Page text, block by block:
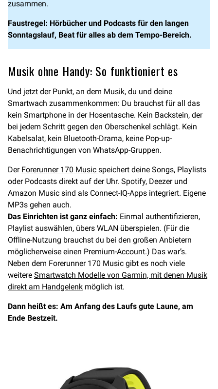
zusammen.
Faustregel: Hörbücher und Podcasts für den langen
Sonntagslauf, Beat für alles ab dem Tempo-Bereich.
Musik ohne Handy: So funktioniert es
Und jetzt der Punkt, an dem Musik, du und deine
Smartwach zusammenkommen: Du brauchst für all das
kein Smartphone in der Hosentasche. Kein Backstein, der
bei jedem Schritt gegen den Oberschenkel schlägt. Kein
Kabelsalat, kein Bluetooth-Drama, keine Pop-up-
Benachrichtigungen von WhatsApp-Gruppen.
Der Forerunner 170 Music speichert deine Songs, Playlists
oder Podcasts direkt auf der Uhr. Spotify, Deezer und
Amazon Music sind als Connect-IQ-Apps integriert. Eigene
MP3s gehen auch.
Das Einrichten ist ganz einfach: Einmal authentifizieren,
Playlist auswählen, übers WLAN überspielen. (Für die
Offline-Nutzung brauchst du bei den großen Anbietern
möglicherweise einen Premium-Account.) Das war’s.
Neben dem Forerunner 170 Music gibt es noch viele
weitere Smartwatch Modelle von Garmin, mit denen Musik
direkt am Handgelenk möglich ist.
Dann heißt es: Am Anfang des Laufs gute Laune, am
Ende Bestzeit.